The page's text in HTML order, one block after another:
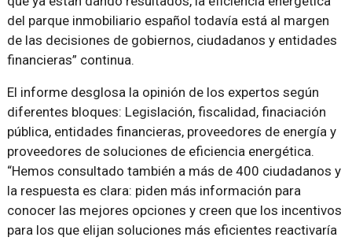
del parque inmobiliario español todavía está al margen
de las decisiones de gobiernos, ciudadanos y entidades
financieras” continua.
El informe desglosa la opinión de los expertos según
diferentes bloques: Legislación, fiscalidad, finaciación
pública, entidades financieras, proveedores de energía y
proveedores de soluciones de eficiencia energética.
“Hemos consultado también a más de 400 ciudadanos y
la respuesta es clara: piden más información para
conocer las mejores opciones y creen que los incentivos
para los que elijan soluciones más eficientes reactivaría